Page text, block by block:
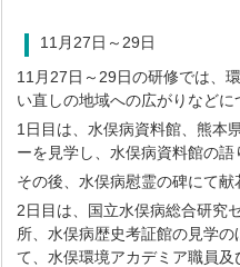
11月27日～29日
11月27日～29日の研修では、
い直しの地域への広がりなどに
1日目は、水俣病資料館、熊本
ーを見学し、水俣病資料館の語
その後、水俣病慰霊の碑にて献
2日目は、国立水俣病総合研究
所、水俣病歴史考証館の見学
て、水俣環境アカデミア職員